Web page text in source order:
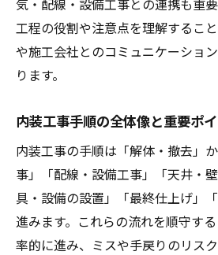
内装工事で快適さを追求
内装工事の工程ごとに注
効率化に役立つ内装工事工程
内装工事工程表テンプレ
ト
内装工事の工程表を作成
内装工事の工期短縮に役
方
気・配線・設備工事との連携も重
工程の役割や注意点を理解するこ
や施工会社とのコミュニケーショ
ります。
内装工事手順の全体像と重要ポ
内装工事の手順は「解体・撤去」
事」「配線・設備工事」「天井・
具・設備の設置」「最終仕上げ」
進みます。これらの流れを順守す
率的に進み、ミスや手戻りのリス